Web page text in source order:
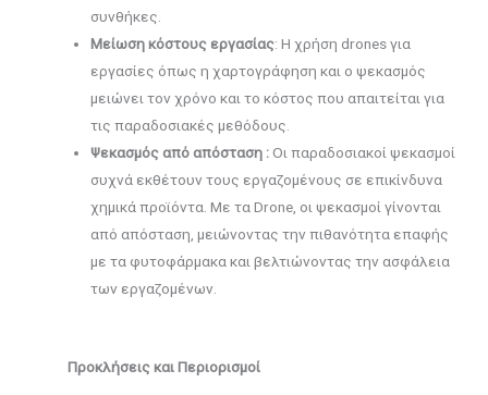
συνθήκες.
Μείωση κόστους εργασίας: Η χρήση drones για
εργασίες όπως η χαρτογράφηση και ο ψεκασμός
μειώνει τον χρόνο και το κόστος που απαιτείται για
τις παραδοσιακές μεθόδους.
Ψεκασμός από απόσταση :Οι παραδοσιακοί ψεκασμοί
συχνά εκθέτουν τους εργαζομένους σε επικίνδυνα
χημικά προϊόντα. Με τα Drone, οι ψεκασμοί γίνονται
από απόσταση, μειώνοντας την πιθανότητα επαφής
με τα φυτοφάρμακα και βελτιώνοντας την ασφάλεια
των εργαζομένων.
Προκλήσεις και Περιορισμοί